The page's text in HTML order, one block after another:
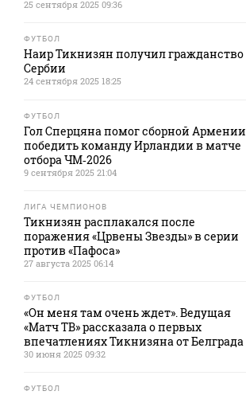
25 сентября 2025 09:36
ФУТБОЛ
Наир Тикнизян получил гражданство
Сербии
24 сентября 2025 18:25
ФУТБОЛ
Гол Сперцяна помог сборной Армении
победить команду Ирландии в матче
отбора ЧМ‑2026
9 сентября 2025 21:04
ЛИГА ЧЕМПИОНОВ
Тикнизян расплакался после
поражения «Црвены Звезды» в серии
против «Пафоса»
27 августа 2025 06:14
ФУТБОЛ
«Он меня там очень ждет». Ведущая
«Матч ТВ» рассказала о первых
впечатлениях Тикнизяна от Белграда
30 июня 2025 09:32
ФУТБОЛ